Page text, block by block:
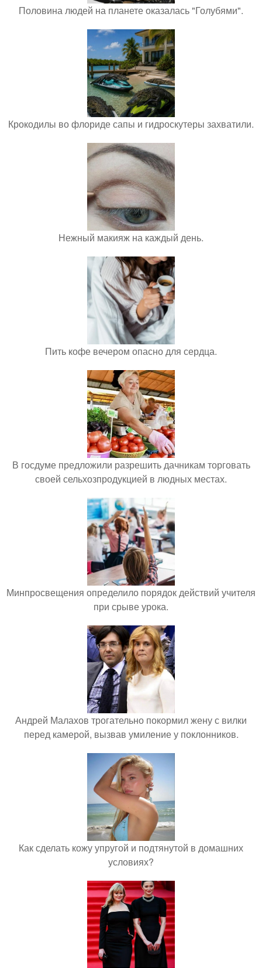
Половина людей на планете оказалась "Голубями".
Крокодилы во флориде сапы и гидроскутеры захватили.
Нежный макияж на каждый день.
Пить кофе вечером опасно для сердца.
В госдуме предложили разрешить дачникам торговать
своей сельхозпродукцией в людных местах.
Минпросвещения определило порядок действий учителя
при срыве урока.
Андрей Малахов трогательно покормил жену с вилки
перед камерой, вызвав умиление у поклонников.
Как сделать кожу упругой и подтянутой в домашних
условиях?